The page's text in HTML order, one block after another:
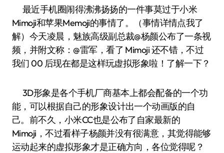
最近手机圈闹得沸沸扬扬的一件事莫过于小米
Mimoji和苹果Memoji的事情了。（事情详情点我了
解）今天凌晨，魅族高级副总裁@杨颜公布了一条视
频，并附文称：@雷军，看了 Mimoji 还不错，不过
我们 00 后现在都是这样玩虚拟形象啦！了解一下？
3D形象是各个手机厂商基本上都会配备的一个功
能，可以根据自己的形象设计出一个动画版的自
己。前不久，小米CC也是公布了自家最新的
Mimoji，不过看样子杨颜并没有很满意，其觉得能够
运动起来的虚拟形象才是正确方向，各位觉得呢？